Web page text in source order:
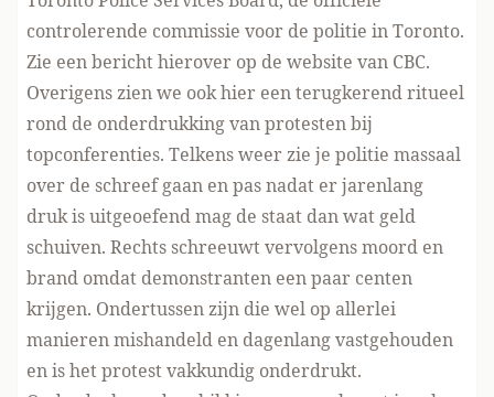
controlerende commissie voor de politie in Toronto.
Zie een bericht hierover op de website van CBC.
Overigens zien we ook hier een terugkerend ritueel
rond de onderdrukking van protesten bij
topconferenties. Telkens weer zie je politie massaal
over de schreef gaan en pas nadat er jarenlang
druk is uitgeoefend mag de staat dan wat geld
schuiven. Rechts schreeuwt vervolgens moord en
brand omdat demonstranten een paar centen
krijgen. Ondertussen zijn die wel op allerlei
manieren mishandeld en dagenlang vastgehouden
en is het protest vakkundig onderdrukt.